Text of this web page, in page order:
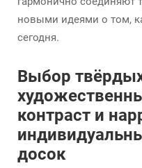
новыми идеями о том,
сегодня.
Выбор
контраст и
досок